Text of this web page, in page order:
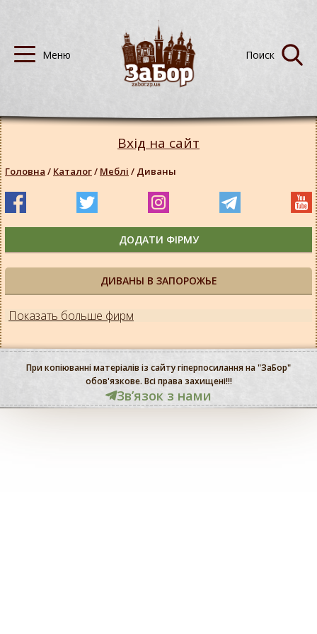
ДИВАНЫ В ЗАПОРОЖЬЕ
Показать больше фирм
Вхід на сайт
Головна / Каталог/ Меблі / Диваны
ДОДАТИ ФІРМУ
При копіюванні матеріалів із сайту гіперпосилання на "ЗаБор"
обов'язкове. Всі права захищені!!!
Звʼязок з нами